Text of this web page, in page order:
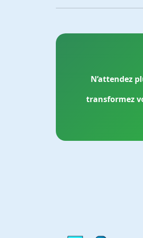
N’attendez
transformez